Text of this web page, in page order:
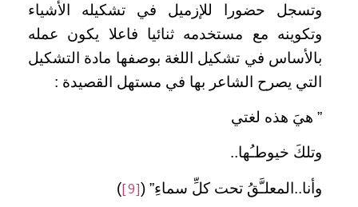
وتسجل حضورا للإزميل في تشكيله الأشياء
وتكوينه مع مستخدمه ثنائيا فاعلا يكون عمله
بالأساس في تشكيل اللغة بوصفها مادة التشكيل
التي يصرح الشاعر بها في مستهل القصيدة :
” هيَ هذه لغتي
وتلكَ خيوطـُها..
وأنا..المعلـَّقُ تحت كلِّ سماءِ” ( )